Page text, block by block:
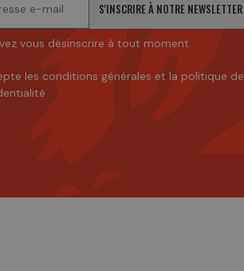
S'INSCRIRE À NOTRE NEWSLETTER
vous désinscrire à tout moment.
les conditions générales et la politique de